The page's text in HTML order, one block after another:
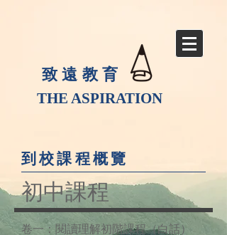
致遠教育
THE ASPIRATION
到校課程概覽
初中課程
卷一：閱讀理解初階課程（白話）